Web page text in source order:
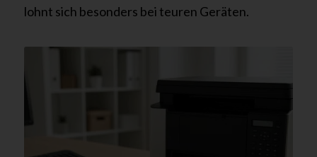
lohnt sich besonders bei teuren Geräten.